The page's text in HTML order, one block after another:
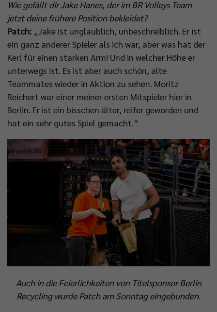
Wie gefällt dir Jake Hanes, der im BR Volleys Team
jetzt deine frühere Position bekleidet?
Patch: „Jake ist unglaublich, unbeschreiblich. Er ist
ein ganz anderer Spieler als ich war, aber was hat der
Kerl für einen starken Arm! Und in welcher Höhe er
unterwegs ist. Es ist aber auch schön, alte
Teammates wieder in Aktion zu sehen. Moritz
Reichert war einer meiner ersten Mitspieler hier in
Berlin. Er ist ein bisschen älter, reifer geworden und
hat ein sehr gutes Spiel gemacht.“
Auch in die Feierlichkeiten von Titelsponsor Berlin
Recycling wurde Patch am Sonntag eingebunden.